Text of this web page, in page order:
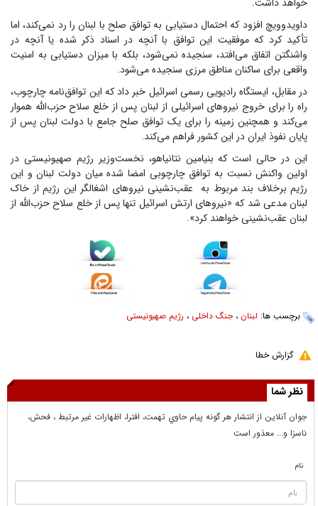
داویدوویچ افزود که احتمال دستیابی به توافق صلح با لبنان را رد نمی‌کند، اما
تأکید کرد که موفقیت این توافق با آنچه در اسناد ذکر شده یا آنچه در
واشنگتن اتفاق می‌افتد، سنجیده نمی‌شود، بلکه با میزان دستیابی به امنیت
واقعی برای ساکنان مناطق مرزی سنجیده می‌شود.
در مقابل، ایستگاه رادیویی رسمی اسرائیل خبر داد که این توافق‌نامه چارچوب،
راه را برای خروج نیروهای اسرائیلی از لبنان پس از خلع سلاح حزب‌الله هموار
می‌کند و همچنین زمینه را برای یک توافق صلح جامع با دولت لبنان پس از
پایان نفوذ ایران در این کشور فراهم می‌کند.
این در حالی است که بنیامین نتانیاهو، نخست‌وزیر رژیم صهیونیستی در
اولین واکنش نسبت به توافق چارچوبی امضا شده میان دولت لبنان و این
رژیم برخلاف بند مربوط به عقب‌نشینی نیروهای اشغالگر این رژیم از خاک
لبنان مدعی شد که «نیروهای ارتش اسرائیل تنها پس از خلع سلاح حزب‌الله از
لبنان عقب‌نشینی خواهند کرد».
برچسب ها: لبنان ،جنگ داخلی ، رژیم صهیونیستی
گزارش خطا
نظر شما
جوان آنلاين از انتشار هر گونه پيام حاوي تهمت، افترا، اظهارات غير مرتبط ، فحش،
ناسزا و... معذور است
نام